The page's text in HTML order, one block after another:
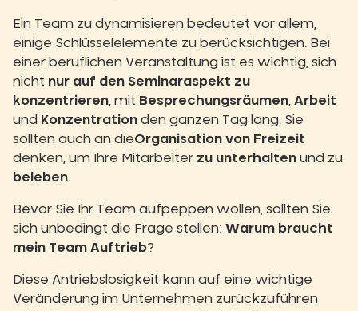
Ein Team zu dynamisieren bedeutet vor allem,
einige Schlüsselelemente zu berücksichtigen. Bei
einer beruflichen Veranstaltung ist es wichtig, sich
nicht nur auf den Seminaraspekt zu
konzentrieren, mit Besprechungsräumen, Arbeit
und Konzentration den ganzen Tag lang. Sie
sollten auch an dieOrganisation von Freizeit
denken, um Ihre Mitarbeiter zu unterhalten und zu
beleben.
Bevor Sie Ihr Team aufpeppen wollen, sollten Sie
sich unbedingt die Frage stellen: Warum braucht
mein Team Auftrieb?
Diese Antriebslosigkeit kann auf eine wichtige
Veränderung im Unternehmen zurückzuführen